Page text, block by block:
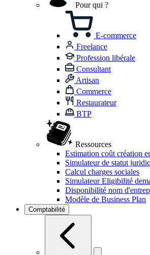
Pour qui ?
E-commerce
Freelance
Profession libérale
Consultant
Artisan
Commerce
Restaurateur
BTP
Ressources
Estimation coût création
Simulateur de statut
Calcul charges sociales
Simulateur Eligibilité
Disponibilité nom
Modèle de Business Plan
Comptabilité